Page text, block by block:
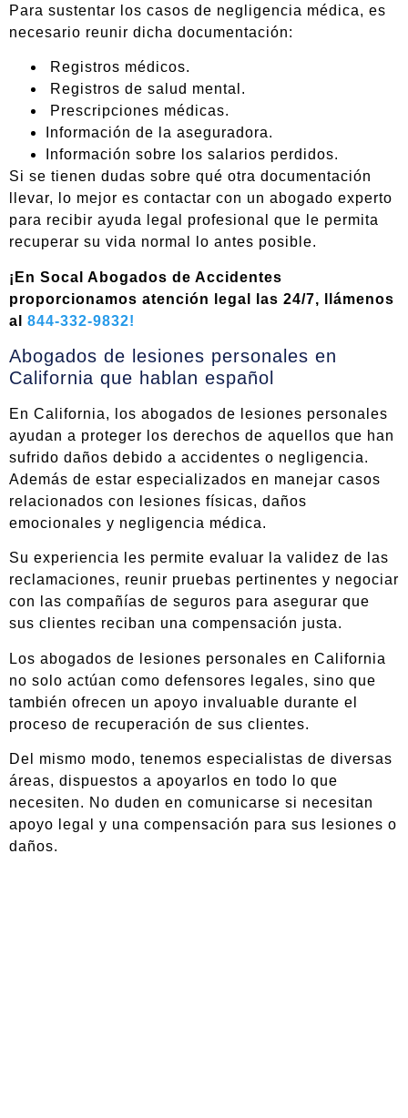
Para sustentar los casos de negligencia médica, es
necesario reunir dicha documentación:
Registros médicos.
Registros de salud mental.
Prescripciones médicas.
Información de la aseguradora.
Información sobre los salarios perdidos.
Si se tienen dudas sobre qué otra documentación
llevar, lo mejor es contactar con un abogado experto
para recibir ayuda legal profesional que le permita
recuperar su vida normal lo antes posible.
¡En Socal Abogados de Accidentes
proporcionamos atención legal las 24/7, llámenos
al 844-332-9832!
Abogados de lesiones personales en
California que hablan español
En California, los abogados de lesiones personales
ayudan a proteger los derechos de aquellos que han
sufrido daños debido a accidentes o negligencia.
Además de estar especializados en manejar casos
relacionados con lesiones físicas, daños
emocionales y negligencia médica.
Su experiencia les permite evaluar la validez de las
reclamaciones, reunir pruebas pertinentes y negociar
con las compañías de seguros para asegurar que
sus clientes reciban una compensación justa.
Los abogados de lesiones personales en California
no solo actúan como defensores legales, sino que
también ofrecen un apoyo invaluable durante el
proceso de recuperación de sus clientes.
Del mismo modo, tenemos especialistas de diversas
áreas, dispuestos a apoyarlos en todo lo que
necesiten. No duden en comunicarse si necesitan
apoyo legal y una compensación para sus lesiones o
daños.